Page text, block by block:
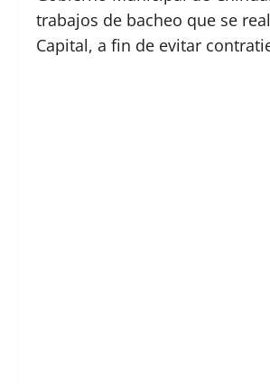
trabajos de bacheo que se
Capital, a fin de evitar